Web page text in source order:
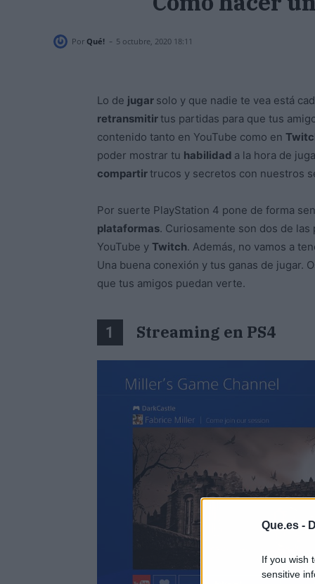
Que.es -
If you wish
sensitive
Por Qué! - 5 octubre, 2020 18:11
Lo de jugar solo y que nadie te vea está
retransmitirtus partidas para que tus
contenido tanto en YouTube como en
poder mostrar tu habilidad a la hora de
compartirtrucos y secretos con nuestros
Por suerte PlayStation 4 pone de forma
plataformas. Curiosamente son dos de
YouTube y Twitch. Además, no vamos a
Una buena conexión y tus ganas de jugar.
que tus amigos puedan verte.
1 Streaming en PS4